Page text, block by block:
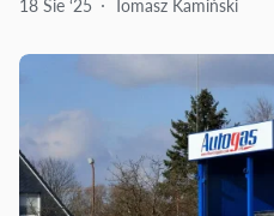
18 Sie ‘25 Tomasz Kamiński